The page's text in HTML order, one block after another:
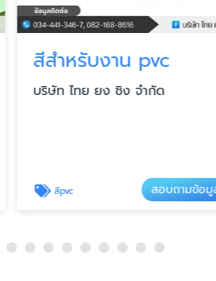
สีสำหรับงาน pvc
บริษัท ไทย ยง ซิง จำกัด
สีpvc สอบถามข้อมูลสินค้า